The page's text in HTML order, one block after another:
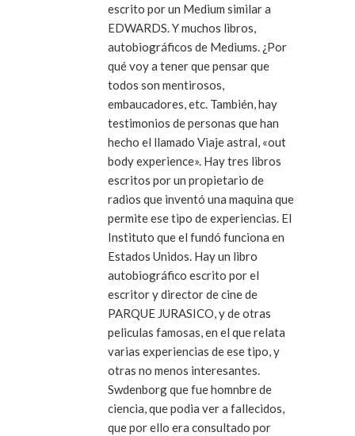
escrito por un Medium similar a
EDWARDS. Y muchos libros,
autobiográficos de Mediums. ¿Por
qué voy a tener que pensar que
todos son mentirosos,
embaucadores, etc. También, hay
testimonios de personas que han
hecho el llamado Viaje astral, «out
body experience». Hay tres libros
escritos por un propietario de
radios que inventó una maquina que
permite ese tipo de experiencias. El
Instituto que el fundó funciona en
Estados Unidos. Hay un libro
autobiográfico escrito por el
escritor y director de cine de
PARQUE JURASICO, y de otras
peliculas famosas, en el que relata
varias experiencias de ese tipo, y
otras no menos interesantes.
Swdenborg que fue homnbre de
ciencia, que podia ver a fallecidos,
que por ello era consultado por